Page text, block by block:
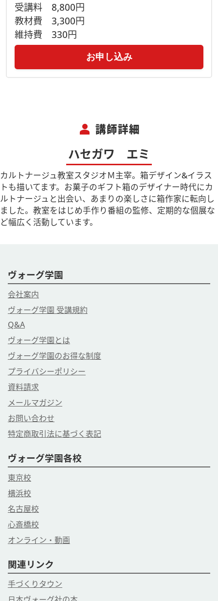
受講料 8,800円
教材費 3,300円
維持費 330円
お申し込み
person 講師詳細
ハセガワ エミ
カルトナージュ教室スタジオＭ主宰。箱デザイン&イラス
トも描いてます。お菓子のギフト箱のデザイナー時代にカ
ルトナージュと出会い、あまりの楽しさに箱作家に転向し
ました。教室をはじめ手作り番組の監修、定期的な個展な
ど幅広く活動しています。
ヴォーグ学園
会社案内
ヴォーグ学園 受講規約
Q&A
ヴォーグ学園とは
ヴォーグ学園のお得な制度
プライバシーポリシー
資料請求
メールマガジン
お問い合わせ
特定商取引法に基づく表記
ヴォーグ学園各校
東京校
横浜校
名古屋校
心斎橋校
オンライン・動画
関連リンク
手づくりタウン